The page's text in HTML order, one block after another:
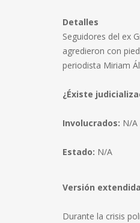
Detalles
Seguidores del ex
agredieron con
periodista Miriam
¿Éxiste
Involucrados: N/A
Estado: N/A
Versión
Durante la crisis